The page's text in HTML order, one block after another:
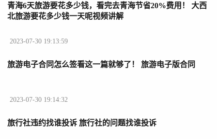
青海6天旅游要花多少钱，看完去青海节省20%费用！ 大西
北旅游要花多少钱一天呢视频讲解
2023-07-30 19:13:59
旅游电子合同怎么签看这一篇就够了！ 旅游电子版合同
2023-07-30 19:14:32
旅行社违约找谁投诉 旅行社的问题找谁投诉